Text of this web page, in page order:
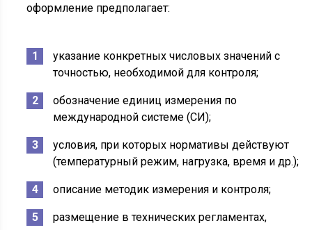
оформление предполагает:
указание конкретных числовых значений с
точностью, необходимой для контроля;
обозначение единиц измерения по
международной системе (СИ);
условия, при которых нормативы действуют
(температурный режим, нагрузка, время и др.);
описание методик измерения и контроля;
размещение в технических регламентах,